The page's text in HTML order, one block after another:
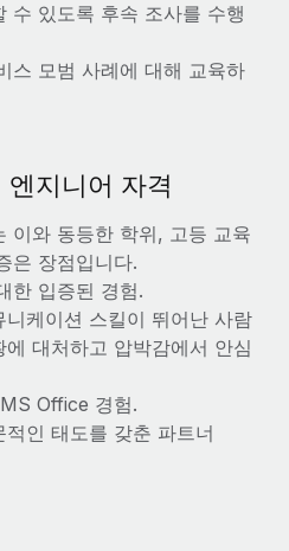
Gusto 및 Xero와의 통합과
하고 급여를 지급하도록 돕는 것
해 네 개의 시장에서 글로벌
이 계속해서 인기를 끌면서, 기업들
오 제작이 어느 때보다 중요해졌습
수 있도록 후속 조사를 수행
스 모범 사례에 대해 교육하
지니어 자격
이와 동등한 학위, 고등 교육
은 장점입니다.
한 입증된 경험.
케이션 스킬이 뛰어난 사람
대처하고 압박감에서 안심
Office 경험.
인 태도를 갖춘 파트너